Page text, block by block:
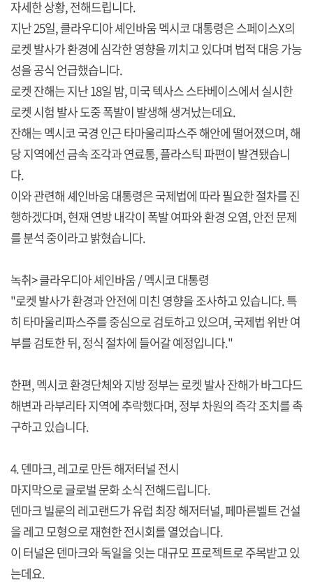
자세한 상황, 전해드립니다.
지난 25일, 클라우디아 셰인바움 멕시코 대통령은 스페이스X의
로켓 발사가 환경에 심각한 영향을 끼치고 있다며 법적 대응 가능
성을 공식 언급했습니다.
로켓 잔해는 지난 18일 밤, 미국 텍사스 스타베이스에서 실시한
로켓 시험 발사 도중 폭발이 발생해 생겨났는데요.
잔해는 멕시코 국경 인근 타마울리파스주 해안에 떨어졌으며, 해
당 지역에선 금속 조각과 연료통, 플라스틱 파편이 발견됐습니
다.
이와 관련해 셰인바움 대통령은 국제법에 따라 필요한 절차를 진
행하겠다며, 현재 연방 내각이 폭발 여파와 환경 오염, 안전 문제
를 분석 중이라고 밝혔습니다.
녹취> 클라우디아 셰인바움 / 멕시코 대통령
"로켓 발사가 환경과 안전에 미친 영향을 조사하고 있습니다. 특
히 타마울리파스주를 중심으로 검토하고 있으며, 국제법 위반 여
부를 검토한 뒤, 정식 절차에 들어갈 예정입니다."
한편, 멕시코 환경단체와 지방 정부는 로켓 발사 잔해가 바그다드
해변과 라부리타 지역에 추락했다며, 정부 차원의 즉각 조치를 촉
구하고 있습니다.
4. 덴마크, 레고로 만든 해저터널 전시
마지막으로 글로벌 문화 소식 전해드립니다.
덴마크 빌룬의 레고랜드가 유럽 최장 해저터널, 페마른벨트 건설
을 레고 모형으로 재현한 전시회를 열었습니다.
이 터널은 덴마크와 독일을 잇는 대규모 프로젝트로 주목받고 있
는데요.